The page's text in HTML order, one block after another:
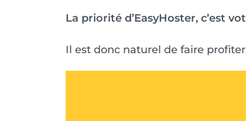
La priorité d’EasyHoster, c’est
Il est donc naturel de faire